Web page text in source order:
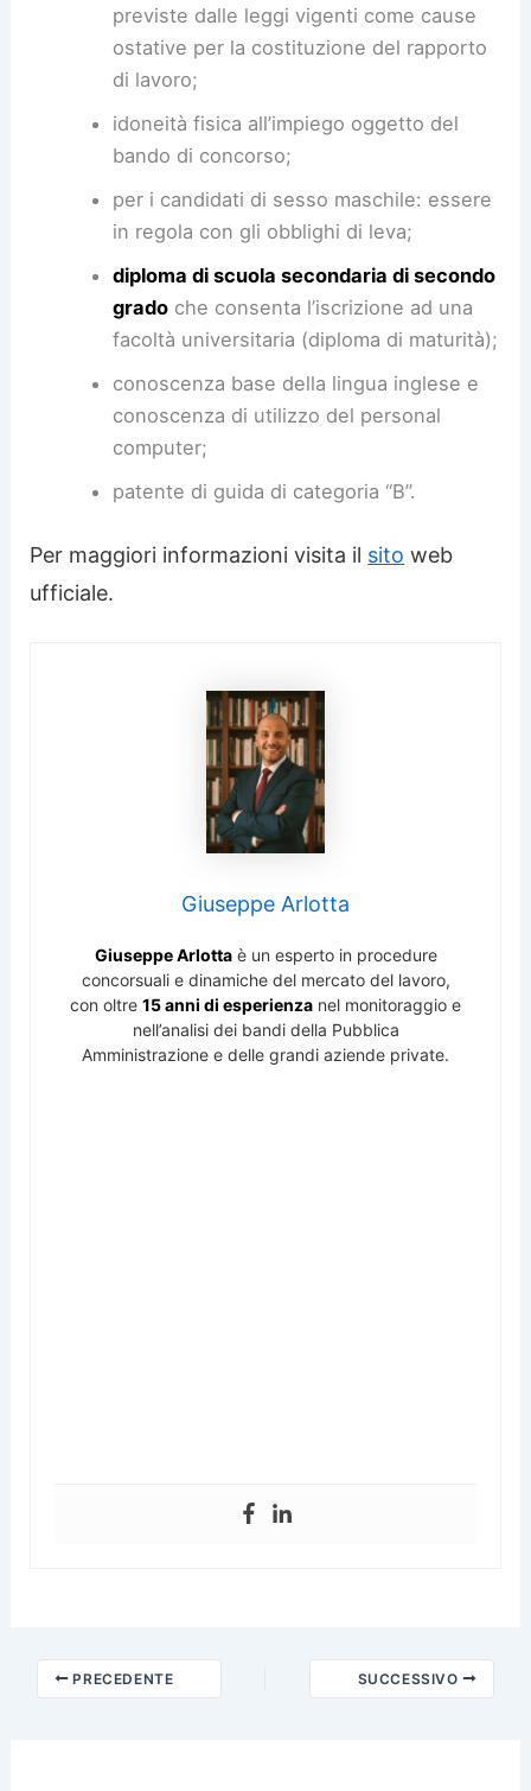
previste dalle leggi vigenti come cause
ostative per la costituzione del rapporto
di lavoro;
idoneità fisica all’impiego oggetto del
bando di concorso;
per i candidati di sesso maschile: essere
in regola con gli obblighi di leva;
diploma di scuola secondaria di secondo
gradoche consenta l’iscrizione ad una
facoltà universitaria (diploma di maturità);
conoscenza base della lingua inglese e
conoscenza di utilizzo del personal
computer;
patente di guida di categoria “B”.
Per maggiori informazioni visita il sito web
ufficiale.
Giuseppe Arlotta
Giuseppe Arlottaè un esperto in procedure
concorsuali e dinamiche del mercato del lavoro,
con oltre 15 anni di esperienza nel monitoraggio e
nell’analisi dei bandi della Pubblica
Amministrazione e delle grandi aziende private.
PRECEDENTE SUCCESSIVO